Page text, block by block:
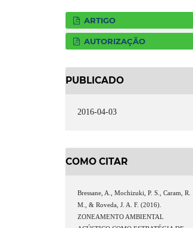
ARTIGO
AUTORIZAÇÃO
PUBLICADO
2016-04-03
COMO CITAR
Bressane, A., Mochizuki, P. S., Caram, R.
M., & Roveda, J. A. F. (2016).
ZONEAMENTO AMBIENTAL